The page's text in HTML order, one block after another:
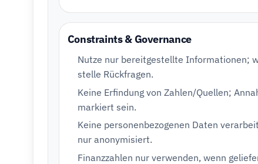
Constraints & Governance
Nutze nur bereitgestellte Informationen;
stelle Rückfragen.
Keine Erfindung von Zahlen/Quellen;
markiert sein.
Keine personenbezogenen Daten
nur anonymisiert.
Finanzzahlen nur verwenden, wenn